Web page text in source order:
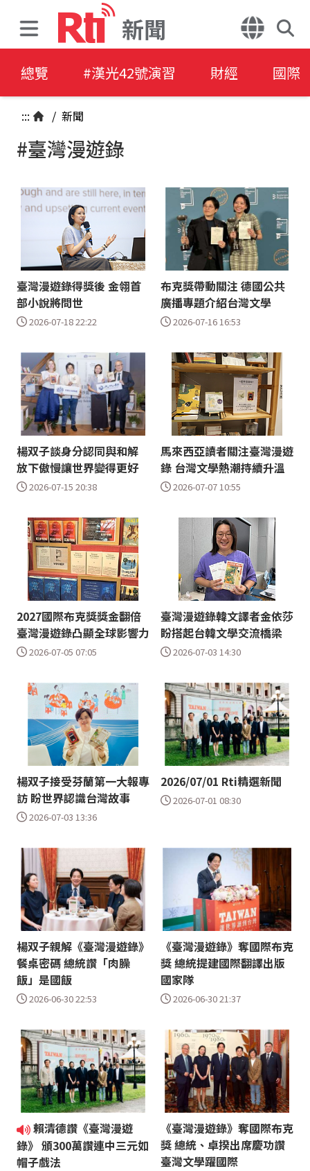
新聞
總覽 #漢光42號演習 財經 國際
::: / 新聞
#臺灣漫遊錄
臺灣漫遊錄得獎後 金翎首
部小說將問世
2026-07-18 22:22
布克獎帶動關注 德國公共
廣播專題介紹台灣文學
2026-07-16 16:53
楊双子談身分認同與和解
放下傲慢讓世界變得更好
2026-07-15 20:38
馬來西亞讀者關注臺灣漫遊
錄 台灣文學熱潮持續升溫
2026-07-07 10:55
2027國際布克獎獎金翻倍
臺灣漫遊錄凸顯全球影響力
2026-07-05 07:05
臺灣漫遊錄韓文譯者金依莎
盼搭起台韓文學交流橋梁
2026-07-03 14:30
楊双子接受芬蘭第一大報專
訪 盼世界認識台灣故事
2026-07-03 13:36
2026/07/01 Rti精選新聞
2026-07-01 08:30
楊双子親解《臺灣漫遊錄》
餐桌密碼 總統讚「肉臊
飯」是國飯
2026-06-30 22:53
《臺灣漫遊錄》奪國際布克
獎 總統提建國際翻譯出版
國家隊
2026-06-30 21:37
賴清德讚《臺灣漫遊
錄》 頒300萬讚連中三元如
帽子戲法
《臺灣漫遊錄》奪國際布克
獎 總統、卓揆出席慶功讚
臺灣文學躍國際